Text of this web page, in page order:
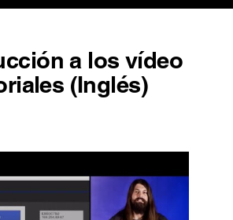
a los vídeo
(Inglés)